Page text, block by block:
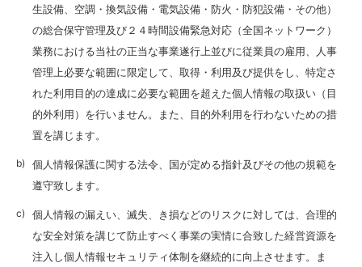
生設備、空調・換気設備・電気設備・防火・防犯設備・その他）
の総合保守管理及び２４時間設備緊急対応（全国ネットワーク）
業務における当社の正当な事業遂行上並びに従業員の雇用、人事
管理上必要な範囲に限定して、取得・利用及び提供をし、特定さ
れた利用目的の達成に必要な範囲を超えた個人情報の取扱い（目
的外利用）を行いません。また、目的外利用を行わないための措
置を講じます。
個人情報保護に関する法令、国が定める指針及びその他の規範を
遵守致します。
個人情報の漏えい、滅失、き損などのリスクに対しては、合理的
な安全対策を講じて防止すべく事業の実情に合致した経営資源を
注入し個人情報セキュリティ体制を継続的に向上させます。ま